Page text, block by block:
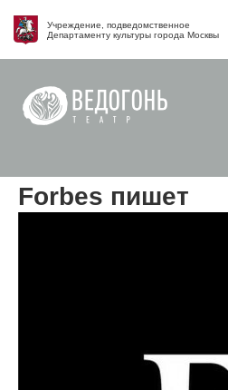
Учреждение, подведомственное
Департаменту культуры города Москвы
Forbes пишет